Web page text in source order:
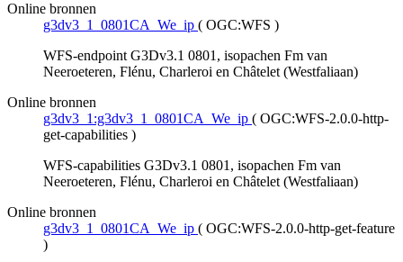
Online bronnen
g3dv3_1_0801CA_We_ip ( OGC:WFS )
WFS-endpoint G3Dv3.1 0801, isopachen Fm van
Neeroeteren, Flénu, Charleroi en Châtelet (Westfaliaan)
Online bronnen
g3dv3_1:g3dv3_1_0801CA_We_ip ( OGC:WFS-2.0.0-http-
get-capabilities )
WFS-capabilities G3Dv3.1 0801, isopachen Fm van
Neeroeteren, Flénu, Charleroi en Châtelet (Westfaliaan)
Online bronnen
g3dv3_1_0801CA_We_ip ( OGC:WFS-2.0.0-http-get-feature
)